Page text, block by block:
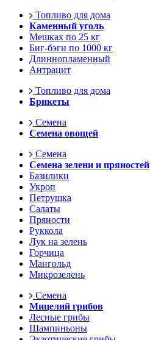
Топливо для дома
Каменный уголь
Мешках по 25 кг
Биг-бэги по 1000 кг
Длиннопламенный
Антрацит
Топливо для дома
Брикеты
Семена
Семена овощей
Семена
Семена зелени и пряностей
Базилики
Укроп
Петрушка
Салаты
Пряности
Руккола
Лук на зелень
Горчица
Мангольд
Микрозелень
Семена
Мицелий грибов
Лесные грибы
Шампиньоны